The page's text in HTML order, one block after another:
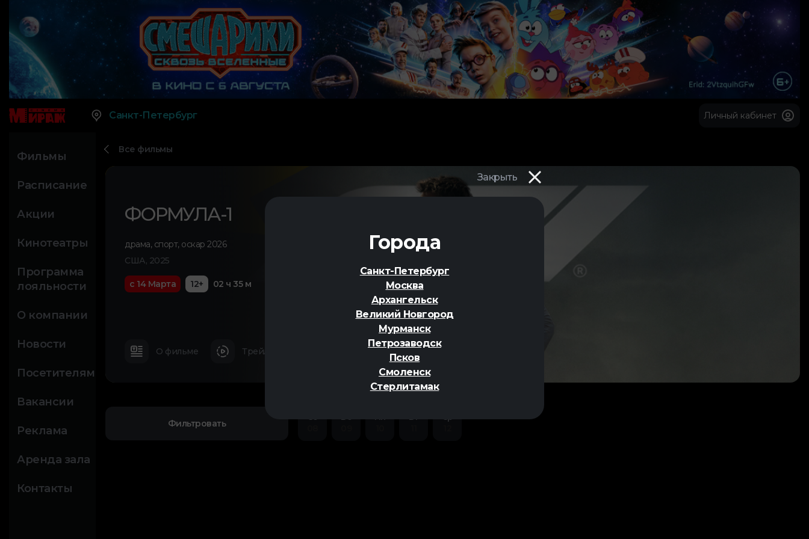
Закрыть
Города
Санкт-Петербург
Москва
Архангельск
Великий Новгород
Мурманск
Петрозаводск
Псков
Смоленск
Стерлитамак
Санкт-Петербург Личный кабинет
Фильмы
Расписание
Акции
Кинотеатры
Программа
лояльности
О компании
Новости
Посетителям
Вакансии
Реклама
Аренда зала
Контакты
Все фильмы
ФОРМУЛА-1
драма,спорт,оскар 2026
США, 2025
с 14 Марта 12+ 02 ч 35 м
О фильме Трейлер
Фильтровать
Сб
Вс
Пн
Вт
Ср